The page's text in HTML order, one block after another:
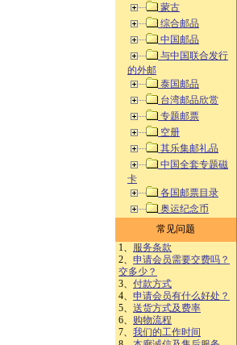
蒙古
综合邮品
中国邮品
与中国联合发行
的外邮
泰国邮品
台湾邮品欣赏
专题邮票
空册
其乐集邮礼品
中国全套专题磁
卡
各国邮票目录
奥运纪念币
常见问题
1、 服务条款
2、 申请会员需要交费吗？
交多少？
3、 付款方式
4、 申请会员有什么好处？
5、 送货方式及费率
6、 购物流程
7、 我们的工作时间